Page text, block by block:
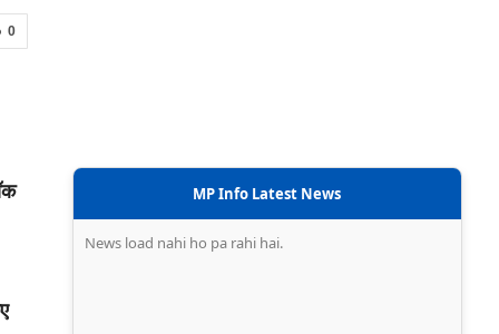
0
MP Info Latest News
News load nahi ho pa rahi hai.